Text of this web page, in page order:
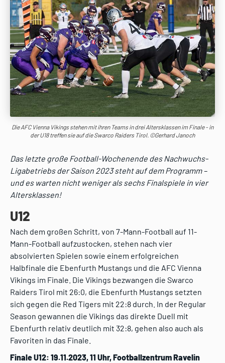
Die AFC Vienna Vikings stehen mit ihren Teams in drei Altersklassen im Finale - in
der U18 treffen sie auf die Swarco Raiders Tirol. ©Gerhard Janoch
Das letzte große Football-Wochenende des Nachwuchs-
Ligabetriebs der Saison 2023 steht auf dem Programm –
und es warten nicht weniger als sechs Finalspiele in vier
Altersklassen!
U12
Nach dem großen Schritt, von 7-Mann-Football auf 11-
Mann-Football aufzustocken, stehen nach vier
absolvierten Spielen sowie einem erfolgreichen
Halbfinale die Ebenfurth Mustangs und die AFC Vienna
Vikings im Finale. Die Vikings bezwangen die Swarco
Raiders Tirol mit 26:0, die Ebenfurth Mustangs setzten
sich gegen die Red Tigers mit 22:8 durch. In der Regular
Season gewannen die Vikings das direkte Duell mit
Ebenfurth relativ deutlich mit 32:8, gehen also auch als
Favoriten in das Finale.
Finale U12: 19.11.2023, 11 Uhr, Footballzentrum Ravelin